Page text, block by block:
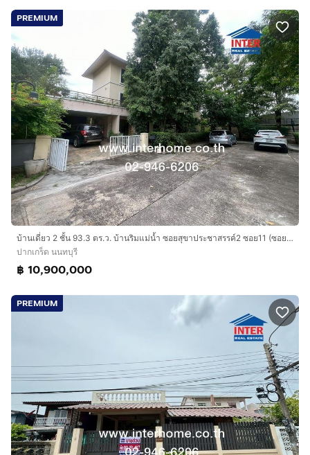
PREMIUM
บ้านเดี่ยว 2 ชั้น 93.3 ตร.ว. บ้านริมแม่น้ำ ซอยสุขาประชาสรรค์2 ซอย11 (ซอยวัดกู้ ) ถนนแจ้งวัฒนะ-ปากเกร็ด ถนนติวานนท์ ปากเกร็ด นนทบุรี
ปากเกร็ด นนทบุรี
฿ 10,900,000
PREMIUM